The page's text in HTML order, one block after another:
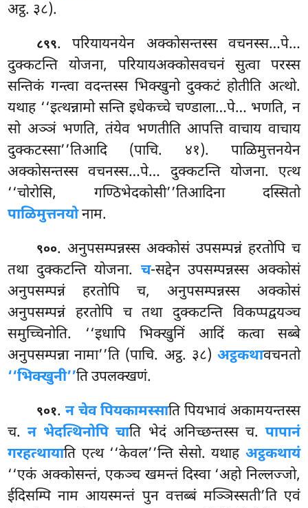
अट्ठ. ३८).
८९९. परियायनयेन अक्कोसन्तस्स वचनस्स…पे…
दुक्कटन्ति योजना, परियायअक्कोसवचनं सुत्वा परस्स
सन्तिकं गन्त्वा वदन्तस्स भिक्खुनो दुक्कटं होतीति अत्थो.
यथाह ‘‘इत्थन्नामो सन्ति इधेकच्चे चण्डाला…पे… भणति, न
सो अञ्ञं भणति, तंयेव भणतीति आपत्ति वाचाय वाचाय
दुक्कटस्सा’’तिआदि (पाचि. ४१). पाळिमुत्तनयेन
अक्कोसन्तस्स वचनस्स…पे… दुक्कटन्ति योजना. एत्थ
‘‘चोरोसि, गण्ठिभेदकोसी’’तिआदिना दस्सितो
पाळिमुत्तनयोनाम.
९००. अनुपसम्पन्नस्स अक्कोसं उपसम्पन्नं हरतोपि च
तथा दुक्कटन्ति योजना. च-सद्देनउपसम्पन्नस्स अक्कोसं
अनुपसम्पन्नं हरतोपि च, अनुपसम्पन्नस्स अक्कोसं
अनुपसम्पन्नं हरतोपि च तथा दुक्कटन्ति विकप्पद्वयञ्च
समुच्चिनोति. ‘‘इधापि भिक्खुनिं आदिं कत्वा सब्बे
अनुपसम्पन्ना नामा’’ति (पाचि. अट्ठ. ३८) अट्ठकथावचनतो
‘‘भिक्खुनी’’ति उपलक्खणं.
९०१. न चेव पियकामस्साति पियभावं अकामयन्तस्स
च.न भेदत्थिनोपि चाति भेदं अनिच्छन्तस्स च. पापानं
गरहत्थायाति एत्थ ‘‘केवल’’न्ति सेसो. यथाह अट्ठकथायं
‘‘एकं अक्कोसन्तं, एकञ्च खमन्तं दिस्वा ‘अहो निल्लज्जो,
ईदिसम्पि नाम आयस्मन्तं पुन वत्तब्बं मञ्ञिस्सती’ति एवं